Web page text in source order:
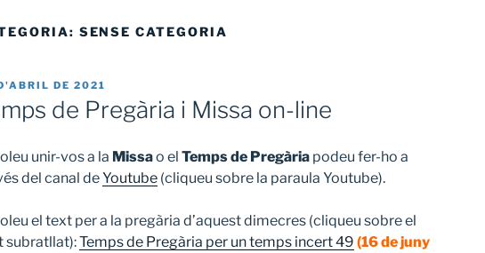
SENSE CATEGORIA
DE 2021
de Pregària i Missa on-line
unir-vos a la Missao el Temps de Pregària podeu fer-ho a
del canal deYoutube (cliqueu sobre la paraula Youtube).
el text per a la pregària d’aquest dimecres (cliqueu sobre el
subratllat):Temps de Pregària per un temps incert 49 (16 de juny